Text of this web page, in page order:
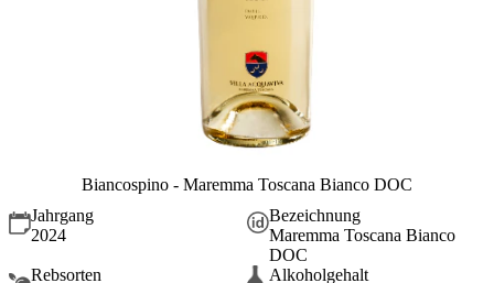
Biancospino - Maremma Toscana Bianco DOC
Jahrgang
2024
Bezeichnung
Maremma Toscana Bianco
DOC
Rebsorten
Alkoholgehalt